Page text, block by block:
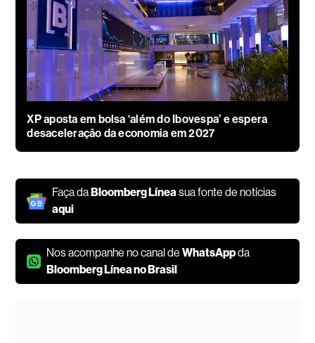
XP aposta em bolsa ‘além do Ibovespa’ e espera
desaceleração da economia em 2027
Faça da Bloomberg Líneasua fonte de notícias
aqui
Nos acompanhe no canal deWhatsAppda
Bloomberg Línea no Brasil